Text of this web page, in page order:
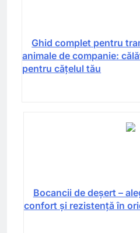
Ghid complet pentru
animale de companie:
pentru cățelul tău
Bocancii de deșert –
confort și rezistență în